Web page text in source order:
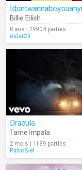
Billie Eilish
8 ans | 29904 parties
ester29
Dracula
Tame Impala
2 mois | 1139 parties
PabloBiel